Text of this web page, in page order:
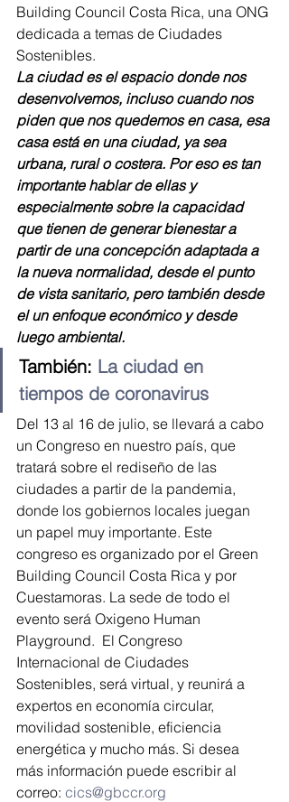
Building Council Costa Rica, una ONG
dedicada a temas de Ciudades
Sostenibles.
La ciudad es el espacio donde nos
desenvolvemos, incluso cuando nos
piden que nos quedemos en casa, esa
casa está en una ciudad, ya sea
urbana, rural o costera. Por eso es tan
importante hablar de ellas y
especialmente sobre la capacidad
que tienen de generar bienestar a
partir de una concepción adaptada a
la nueva normalidad, desde el punto
de vista sanitario, pero también desde
el un enfoque económico y desde
luego ambiental.
También: La ciudad en
tiempos de coronavirus
Del 13 al 16 de julio, se llevará a cabo
un Congreso en nuestro país, que
tratará sobre el rediseño de las
ciudades a partir de la pandemia,
donde los gobiernos locales juegan
un papel muy importante. Este
congreso es organizado por el Green
Building Council Costa Rica y por
Cuestamoras. La sede de todo el
evento será Oxigeno Human
Playground.  El Congreso
Internacional de Ciudades
Sostenibles, será virtual, y reunirá a
expertos en economía circular,
movilidad sostenible, eficiencia
energética y mucho más. Si desea
más información puede escribir al
correo: cics@gbccr.org